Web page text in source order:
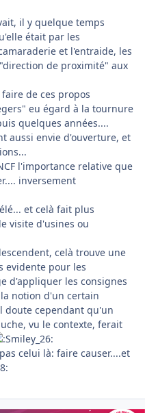
il y quelque temps
était par les
et l'entraide, les
de proximité" aux
de ces propos
eu égard à la tournure
quelques années....
aussi envie d'ouverture, et
l'importance relative que
inversement
et celà fait plus
visite d'usines ou
celà trouve une
evidente pour les
d'appliquer les consignes
notion d'un certain
doute cependant qu'un
vu le contexte, ferait
celui là: faire causer....et